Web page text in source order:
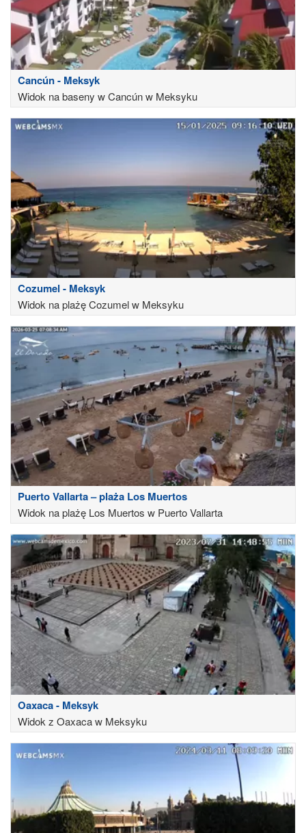
Cancún - Meksyk
Widok na baseny w Cancún w Meksyku
Cozumel - Meksyk
Widok na plażę Cozumel w Meksyku
Puerto Vallarta – plaża Los Muertos
Widok na plażę Los Muertos w Puerto Vallarta
Oaxaca - Meksyk
Widok z Oaxaca w Meksyku